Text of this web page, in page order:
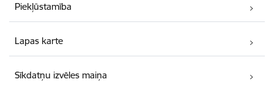
Piekļūstamība
Lapas karte
Sīkdatņu izvēles maiņa